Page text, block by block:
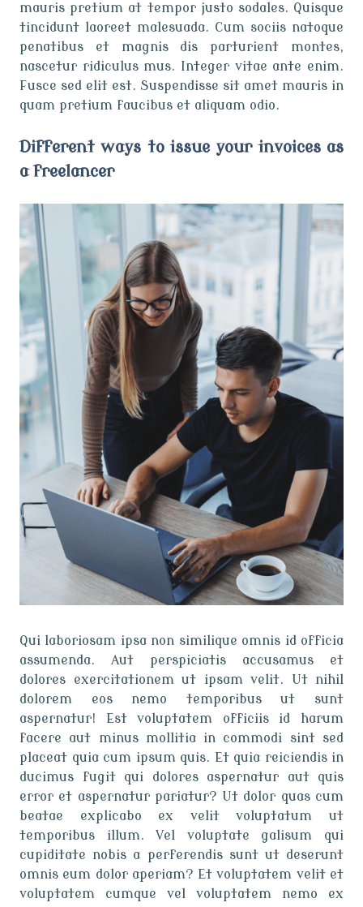
mauris pretium at tempor justo sodales. Quisque
tincidunt laoreet malesuada. Cum sociis natoque
penatibus et magnis dis parturient montes,
nascetur ridiculus mus. Integer vitae ante enim.
Fusce sed elit est. Suspendisse sit amet mauris in
quam pretium faucibus et aliquam odio.
Different ways to issue your invoices as
a freelancer
Qui laboriosam ipsa non similique omnis id officia
assumenda. Aut perspiciatis accusamus et
dolores exercitationem ut ipsam velit. Ut nihil
dolorem eos nemo temporibus ut sunt
aspernatur! Est voluptatem officiis id harum
facere aut minus mollitia in commodi sint sed
placeat quia cum ipsum quis. Et quia reiciendis in
ducimus fugit qui dolores aspernatur aut quis
error et aspernatur pariatur? Ut dolor quas cum
beatae explicabo ex velit voluptatum ut
temporibus illum. Vel voluptate galisum qui
cupiditate nobis a perferendis sunt ut deserunt
omnis eum dolor aperiam? Et voluptatem velit et
voluptatem cumque vel voluptatem nemo ex